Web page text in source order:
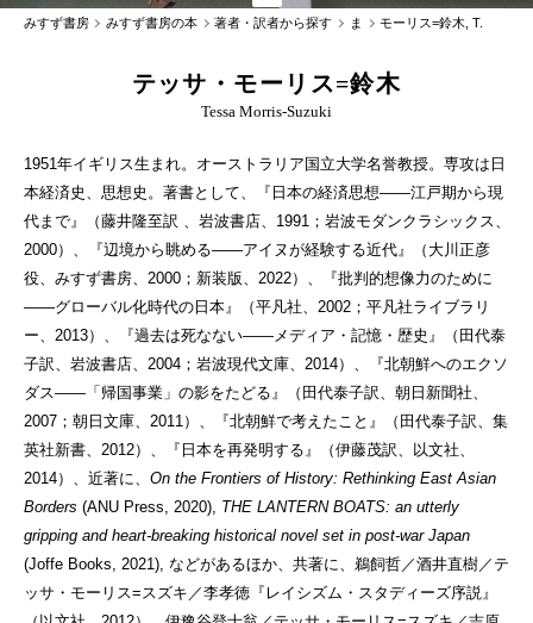
みすず書房 みすず書房の本 著者・訳者から探す ま モーリス=鈴木, T.
テッサ・モーリス=鈴木
Tessa Morris-Suzuki
1951年イギリス生まれ。オーストラリア国立大学名誉教授。専攻は日
本経済史、思想史。著書として、『日本の経済思想——江戸期から現
代まで』（藤井隆至訳 、岩波書店、1991；岩波モダンクラシックス、
2000）、『辺境から眺める――アイヌが経験する近代』（大川正彦
役、みすず書房、2000；新装版、2022）、『批判的想像力のために
――グローバル化時代の日本』（平凡社、2002；平凡社ライブラリ
ー、2013）、『過去は死なない――メディア・記憶・歴史』（田代泰
子訳、岩波書店、2004；岩波現代文庫、2014）、『北朝鮮へのエクソ
ダス――「帰国事業」の影をたどる』（田代泰子訳、朝日新聞社、
2007；朝日文庫、2011）、『北朝鮮で考えたこと』（田代泰子訳、集
英社新書、2012）、『日本を再発明する』（伊藤茂訳、以文社、
2014）、近著に、 On the Frontiers of History: Rethinking East Asian
Borders (ANU Press, 2020), THE LANTERN BOATS: an utterly
gripping and heart-breaking historical novel set in post-war Japan
(Joffe Books, 2021), などがあるほか、共著に、鵜飼哲／酒井直樹／テ
ッサ・モーリス=スズキ／李孝徳『レイシズム・スタディーズ序説』